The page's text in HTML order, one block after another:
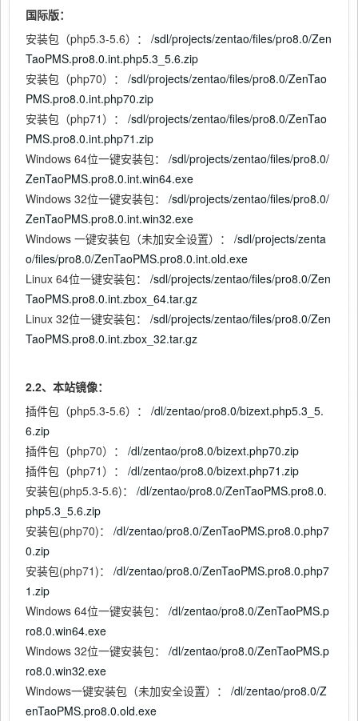
国际版：
安装包（php5.3-5.6）： /sdl/projects/zentao/files/pro8.0/Zen
TaoPMS.pro8.0.int.php5.3_5.6.zip
安装包（php70）： /sdl/projects/zentao/files/pro8.0/ZenTao
PMS.pro8.0.int.php70.zip
安装包（php71）： /sdl/projects/zentao/files/pro8.0/ZenTao
PMS.pro8.0.int.php71.zip
Windows 64位一键安装包： /sdl/projects/zentao/files/pro8.0/
ZenTaoPMS.pro8.0.int.win64.exe
Windows 32位一键安装包： /sdl/projects/zentao/files/pro8.0/
ZenTaoPMS.pro8.0.int.win32.exe
Windows 一键安装包（未加安全设置）： /sdl/projects/zenta
o/files/pro8.0/ZenTaoPMS.pro8.0.int.old.exe
Linux 64位一键安装包： /sdl/projects/zentao/files/pro8.0/Zen
TaoPMS.pro8.0.int.zbox_64.tar.gz
Linux 32位一键安装包： /sdl/projects/zentao/files/pro8.0/Zen
TaoPMS.pro8.0.int.zbox_32.tar.gz
2.2、本站镜像：
插件包（php5.3-5.6）： /dl/zentao/pro8.0/bizext.php5.3_5.
6.zip
插件包（php70）： /dl/zentao/pro8.0/bizext.php70.zip
插件包（php71）： /dl/zentao/pro8.0/bizext.php71.zip
安装包(php5.3-5.6)： /dl/zentao/pro8.0/ZenTaoPMS.pro8.0.
php5.3_5.6.zip
安装包(php70)： /dl/zentao/pro8.0/ZenTaoPMS.pro8.0.php7
0.zip
安装包(php71)： /dl/zentao/pro8.0/ZenTaoPMS.pro8.0.php7
1.zip
Windows 64位一键安装包： /dl/zentao/pro8.0/ZenTaoPMS.p
ro8.0.win64.exe
Windows 32位一键安装包： /dl/zentao/pro8.0/ZenTaoPMS.p
ro8.0.win32.exe
Windows一键安装包（未加安全设置）： /dl/zentao/pro8.0/Z
enTaoPMS.pro8.0.old.exe